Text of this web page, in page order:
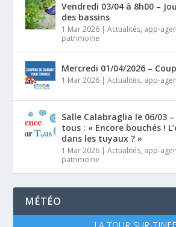
Vendredi 03/04 à 8h00 –
des bassins
1 Mar 2026 |Actualités, app-
patrimoine
Mercredi 01/04/2026 –
1 Mar 2026 |Actualités, app-
Salle Calabraglia le 06/03
tous : « Encore bouchés !
dans les tuyaux ? »
1 Mar 2026 |Actualités, app-
patrimoine
MÉTÉO